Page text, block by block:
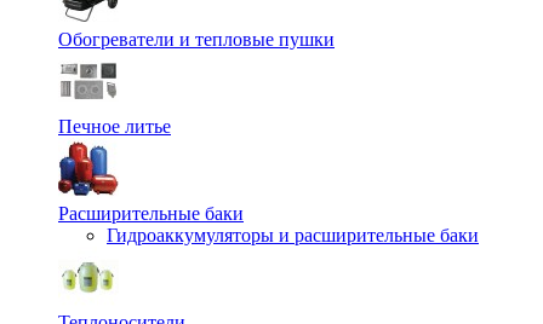
Обогреватели и тепловые пушки
Печное литье
Расширительные баки
Гидроаккумуляторы и расширительные баки